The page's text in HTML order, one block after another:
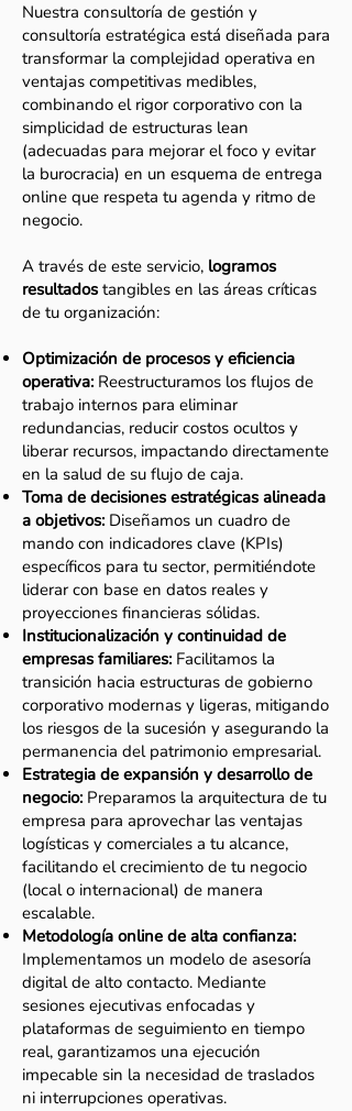
Nuestra consultoría de gestión y
consultoría estratégica está diseñada para
transformar la complejidad operativa en
ventajas competitivas medibles,
combinando el rigor corporativo con la
simplicidad de estructuras lean
(adecuadas para mejorar el foco y evitar
la burocracia) en un esquema de entrega
online que respeta tu agenda y ritmo de
negocio.
A través de este servicio, logramos
resultados tangibles en las áreas críticas
de tu organización:
Optimización de procesos y eficiencia
operativa: Reestructuramos los flujos de
trabajo internos para eliminar
redundancias, reducir costos ocultos y
liberar recursos, impactando directamente
en la salud de su flujo de caja.
Toma de decisiones estratégicas alineada
a objetivos: Diseñamos un cuadro de
mando con indicadores clave (KPIs)
específicos para tu sector, permitiéndote
liderar con base en datos reales y
proyecciones financieras sólidas.
Institucionalización y continuidad de
empresas familiares: Facilitamos la
transición hacia estructuras de gobierno
corporativo modernas y ligeras, mitigando
los riesgos de la sucesión y asegurando la
permanencia del patrimonio empresarial.
Estrategia de expansión y desarrollo de
negocio: Preparamos la arquitectura de tu
empresa para aprovechar las ventajas
logísticas y comerciales a tu alcance,
facilitando el crecimiento de tu negocio
(local o internacional) de manera
escalable.
Metodología online de alta confianza:
Implementamos un modelo de asesoría
digital de alto contacto. Mediante
sesiones ejecutivas enfocadas y
plataformas de seguimiento en tiempo
real, garantizamos una ejecución
impecable sin la necesidad de traslados
ni interrupciones operativas.